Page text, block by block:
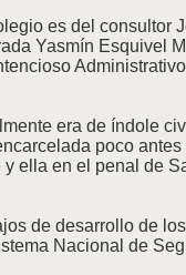
es del consultor
Yasmín Esquivel
era de índole
poco
ella en el penal de
de desarrollo de
Nacional de